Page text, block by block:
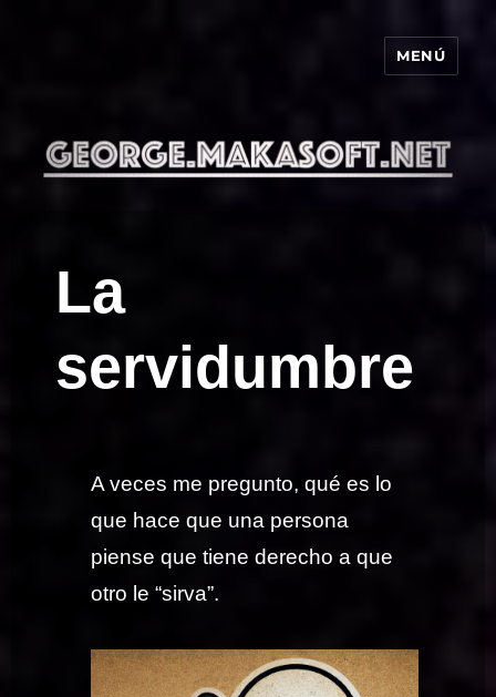
MENÚ
La
servidumbre
A veces me pregunto, qué es lo
que hace que una persona
piense que tiene derecho a que
otro le “sirva”.